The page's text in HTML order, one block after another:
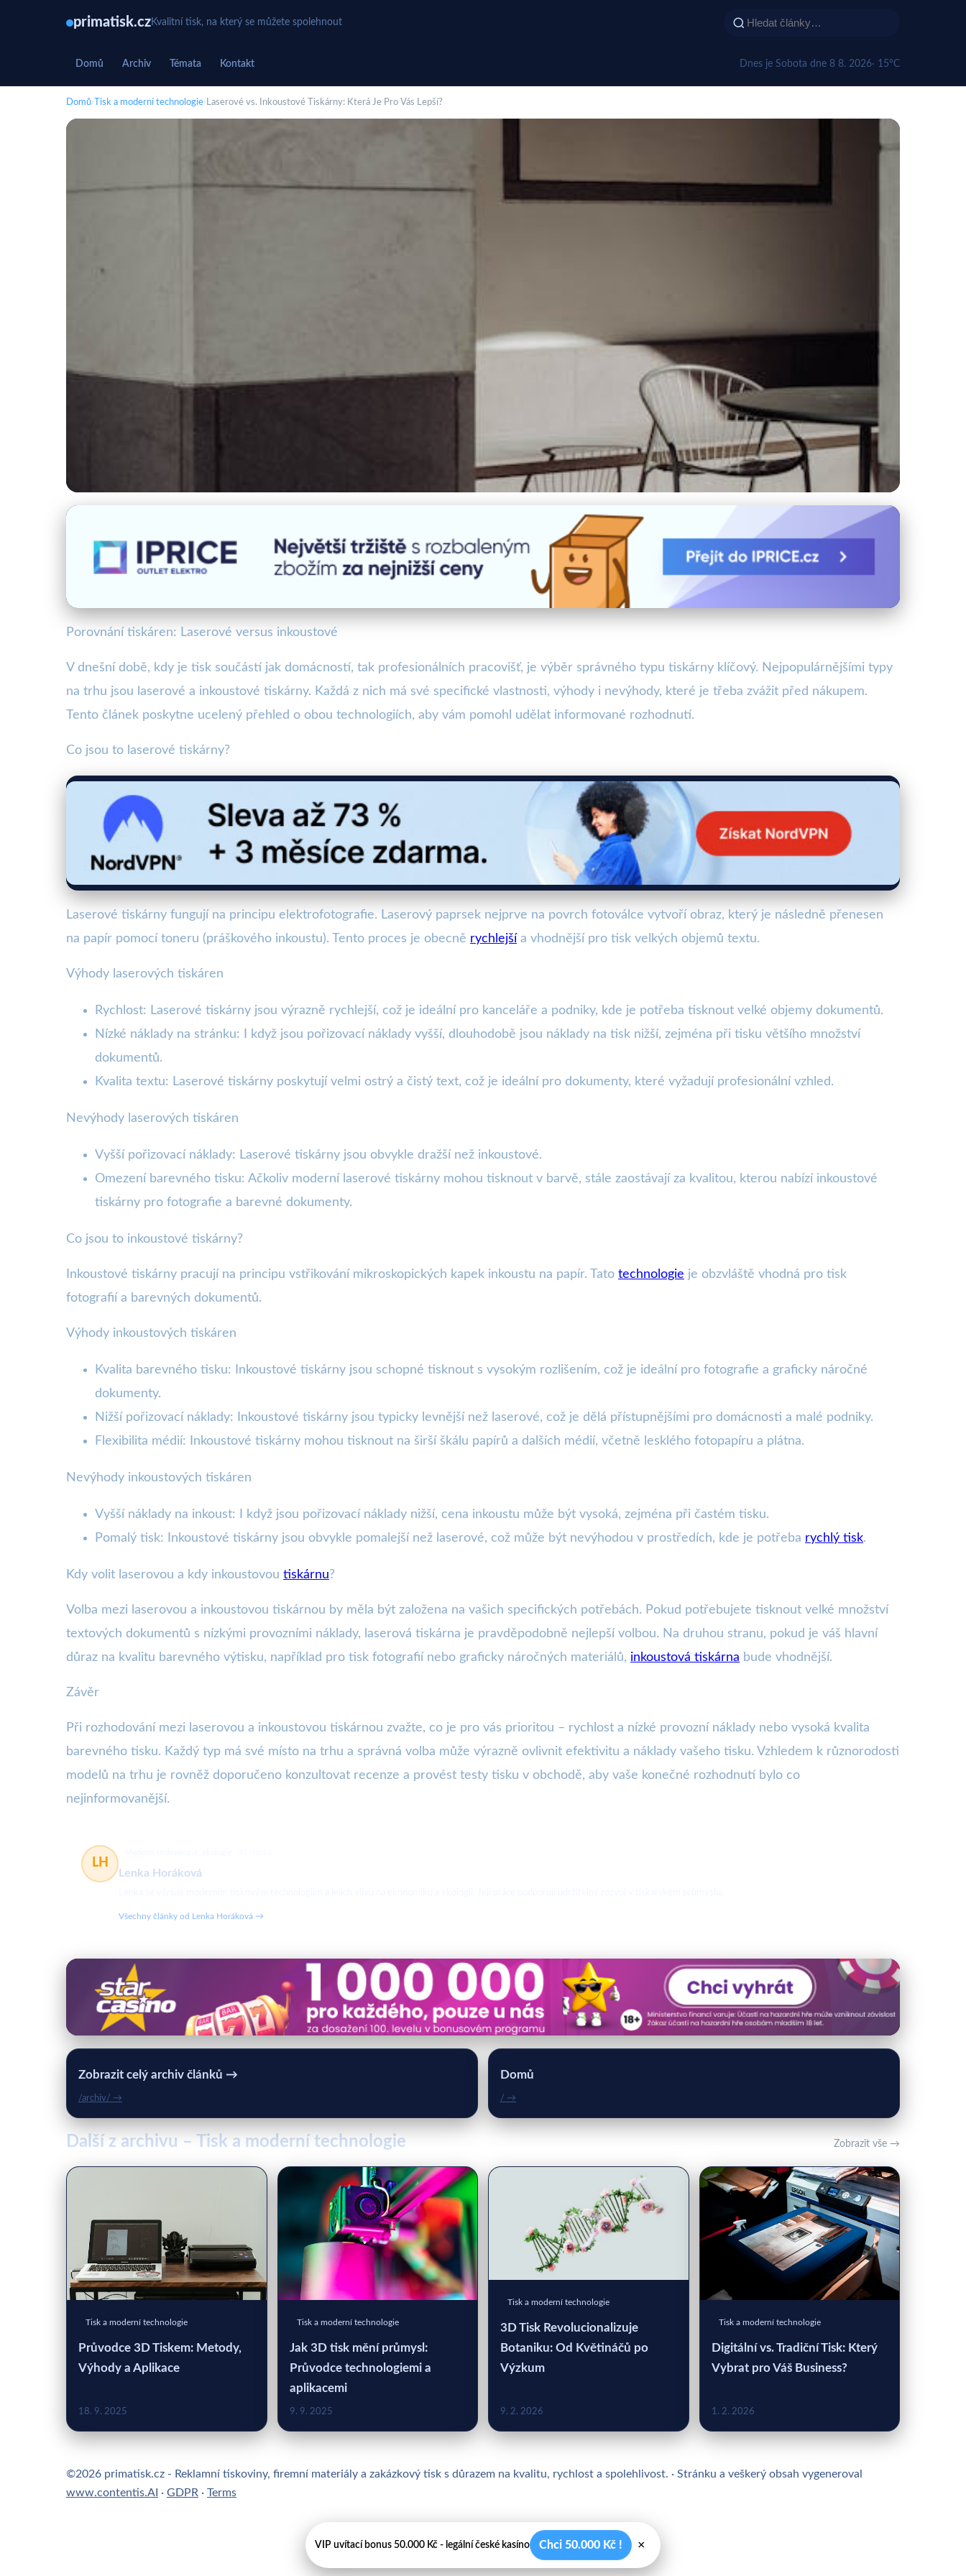
primatisk.czKvalitní tisk, na který se můžete spolehnout
Domů Archiv Témata Kontakt Dnes je Sobota dne 8 8. 2026· 15°C
Domů› Tisk a moderní technologie› Laserové vs. Inkoustové Tiskárny: Která Je Pro Vás Lepší?
Laserové vs. Inkoustové Tiskárny: Která Je Pro Vás Lepší?
Porovnání tiskáren: Laserové versus inkoustové
V dnešní době, kdy je tisk součástí jak domácností, tak profesionálních pracovišť, je výběr správného typu tiskárny klíčový. Nejpopulárnějšími typy
na trhu jsou laserové a inkoustové tiskárny. Každá z nich má své specifické vlastnosti, výhody i nevýhody, které je třeba zvážit před nákupem.
Tento článek poskytne ucelený přehled o obou technologiích, aby vám pomohl udělat informované rozhodnutí.
Co jsou to laserové tiskárny?
Laserové tiskárny fungují na principu elektrofotografie. Laserový paprsek nejprve na povrch fotoválce vytvoří obraz, který je následně přenesen
na papír pomocí toneru (práškového inkoustu). Tento proces je obecně rychlejší a vhodnější pro tisk velkých objemů textu.
Výhody laserových tiskáren
Rychlost: Laserové tiskárny jsou výrazně rychlejší, což je ideální pro kanceláře a podniky, kde je potřeba tisknout velké objemy dokumentů.
Nízké náklady na stránku: I když jsou pořizovací náklady vyšší, dlouhodobě jsou náklady na tisk nižší, zejména při tisku většího množství
dokumentů.
Kvalita textu: Laserové tiskárny poskytují velmi ostrý a čistý text, což je ideální pro dokumenty, které vyžadují profesionální vzhled.
Nevýhody laserových tiskáren
Vyšší pořizovací náklady: Laserové tiskárny jsou obvykle dražší než inkoustové.
Omezení barevného tisku: Ačkoliv moderní laserové tiskárny mohou tisknout v barvě, stále zaostávají za kvalitou, kterou nabízí inkoustové
tiskárny pro fotografie a barevné dokumenty.
Co jsou to inkoustové tiskárny?
Inkoustové tiskárny pracují na principu vstřikování mikroskopických kapek inkoustu na papír. Tato technologie je obzvláště vhodná pro tisk
fotografií a barevných dokumentů.
Výhody inkoustových tiskáren
Kvalita barevného tisku: Inkoustové tiskárny jsou schopné tisknout s vysokým rozlišením, což je ideální pro fotografie a graficky náročné
dokumenty.
Nižší pořizovací náklady: Inkoustové tiskárny jsou typicky levnější než laserové, což je dělá přístupnějšími pro domácnosti a malé podniky.
Flexibilita médií: Inkoustové tiskárny mohou tisknout na širší škálu papírů a dalších médií, včetně lesklého fotopapíru a plátna.
Nevýhody inkoustových tiskáren
Vyšší náklady na inkoust: I když jsou pořizovací náklady nižší, cena inkoustu může být vysoká, zejména při častém tisku.
Pomalý tisk: Inkoustové tiskárny jsou obvykle pomalejší než laserové, což může být nevýhodou v prostředích, kde je potřeba rychlý tisk.
Kdy volit laserovou a kdy inkoustovou tiskárnu?
Volba mezi laserovou a inkoustovou tiskárnou by měla být založena na vašich specifických potřebách. Pokud potřebujete tisknout velké množství
textových dokumentů s nízkými provozními náklady, laserová tiskárna je pravděpodobně nejlepší volbou. Na druhou stranu, pokud je váš hlavní
důraz na kvalitu barevného výtisku, například pro tisk fotografií nebo graficky náročných materiálů, inkoustová tiskárna bude vhodnější.
Závěr
Při rozhodování mezi laserovou a inkoustovou tiskárnou zvažte, co je pro vás prioritou – rychlost a nízké provozní náklady nebo vysoká kvalita
barevného tisku. Každý typ má své místo na trhu a správná volba může výrazně ovlivnit efektivitu a náklady vašeho tisku. Vzhledem k různorodosti
modelů na trhu je rovněž doporučeno konzultovat recenze a provést testy tisku v obchodě, aby vaše konečné rozhodnutí bylo co
nejinformovanější.
LH
Lenka Horáková
Všechny články od Lenka Horáková →
Zobrazit celý archiv článků →
/archiv/ →
Domů
/ →
Další z archivu – Tisk a moderní technologie Zobrazit vše →
Tisk a moderní technologie
Průvodce 3D Tiskem: Metody,
Výhody a Aplikace
18. 9. 2025
Tisk a moderní technologie
Jak 3D tisk mění průmysl:
Průvodce technologiemi a
aplikacemi
9. 9. 2025
Tisk a moderní technologie
3D Tisk Revolucionalizuje
Botaniku: Od Květináčů po
Výzkum
9. 2. 2026
Tisk a moderní technologie
Digitální vs. Tradiční Tisk: Který
Vybrat pro Váš Business?
1. 2. 2026
©2026 primatisk.cz - Reklamní tiskoviny, firemní materiály a zakázkový tisk s důrazem na kvalitu, rychlost a spolehlivost. · Stránku a veškerý obsah vygeneroval
www.contentis.AI · GDPR · Terms
VIP uvítací bonus 50.000 Kč - legální české kasíno Chci 50.000 Kč ! ×